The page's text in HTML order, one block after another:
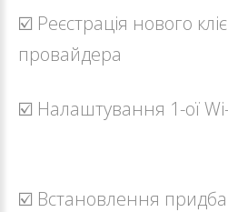
☑️ Реєстрація нового
провайдера
☑️ Налаштування 1-ої
☑️ Встановлення